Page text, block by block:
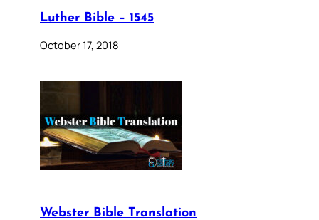
Luther Bible – 1545
October 17, 2018
Webster Bible Translation